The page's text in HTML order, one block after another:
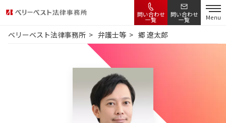
問い合わせ
一覧
問い合わせ
一覧 Menu
ベリーベスト法律事務所 弁護士等 郷 遼太郎